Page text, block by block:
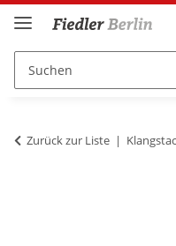
Zurück zur Liste